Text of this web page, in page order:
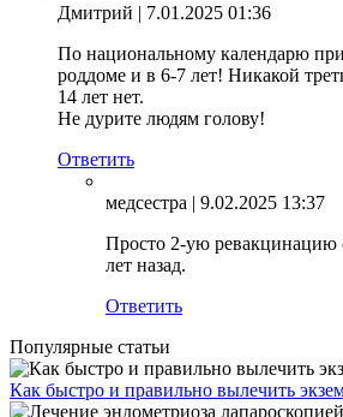
Дмитрий | 7.01.2025 01:36
По национальному календарю
роддоме и в 6-7 лет! Никакой
14 лет нет.
Не дурите людям голову!
Ответить
медсестра | 9.02.2025 13:37
Просто 2-ую ревакцинацию
лет назад.
Ответить
Популярные статьи
Как быстро и правильно вылечить